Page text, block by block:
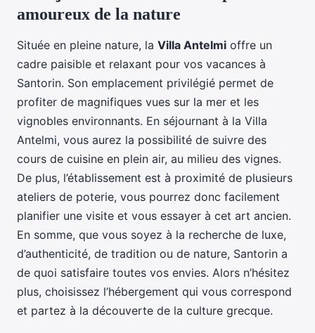
amoureux de la nature
Située en pleine nature, la Villa Antelmi offre un
cadre paisible et relaxant pour vos vacances à
Santorin. Son emplacement privilégié permet de
profiter de magnifiques vues sur la mer et les
vignobles environnants. En séjournant à la Villa
Antelmi, vous aurez la possibilité de suivre des
cours de cuisine en plein air, au milieu des vignes.
De plus, l’établissement est à proximité de plusieurs
ateliers de poterie, vous pourrez donc facilement
planifier une visite et vous essayer à cet art ancien.
En somme, que vous soyez à la recherche de luxe,
d’authenticité, de tradition ou de nature, Santorin a
de quoi satisfaire toutes vos envies. Alors n’hésitez
plus, choisissez l’hébergement qui vous correspond
et partez à la découverte de la culture grecque.